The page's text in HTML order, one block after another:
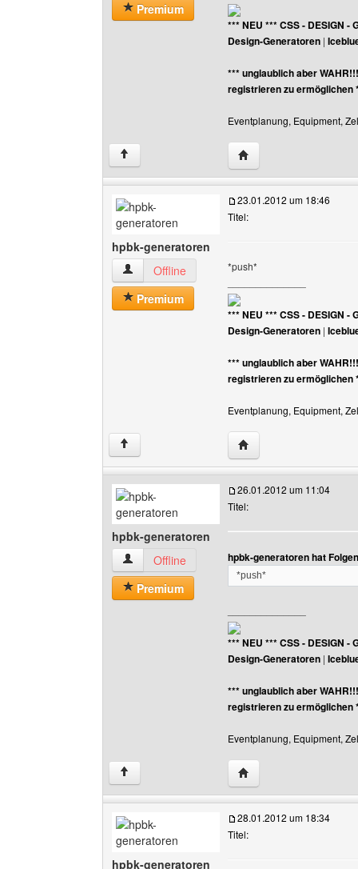
Premium
*** NEU *** CSS - DESIGN -
Design-Generatoren |
*** unglaublich aber
registrieren zu ermöglichen
Eventplanung, Equipment,
↑ Website dieses
hpbk-generatoren
hpbk-generatoren Benutzer-Profile anzeigen
Offline
Premium
23.01.2012 um 18:46
Titel:
*push*
*** NEU *** CSS - DESIGN -
Design-Generatoren |
*** unglaublich aber
registrieren zu ermöglichen
Eventplanung, Equipment,
↑ Website dieses
hpbk-generatoren
hpbk-generatoren Benutzer-Profile anzeigen
Offline
Premium
26.01.2012 um 11:04
Titel:
hpbk-generatoren hat
*push*
*** NEU *** CSS - DESIGN -
Design-Generatoren |
*** unglaublich aber
registrieren zu ermöglichen
Eventplanung, Equipment,
↑ Website dieses
hpbk-generatoren
28.01.2012 um 18:34
Titel: